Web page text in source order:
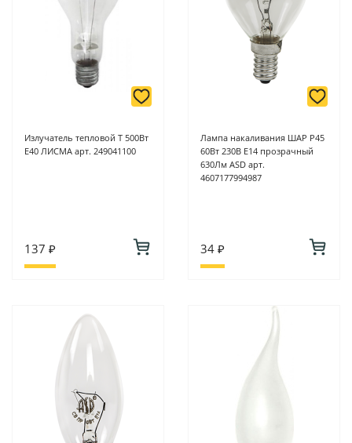
Излучатель тепловой Т 500Вт
Е40 ЛИСМА арт. 249041100
137 ₽
Лампа накаливания ШАР P45
60Вт 230В Е14 прозрачный
630Лм ASD арт.
4607177994987
34 ₽